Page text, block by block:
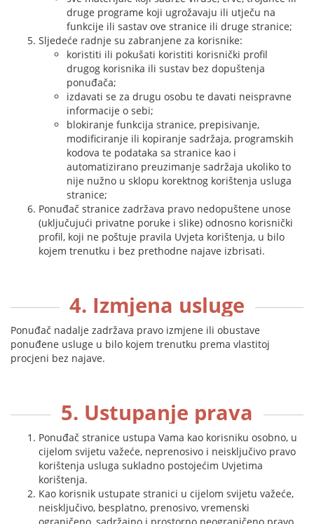
druge programe koji ugrožavaju ili utječu na
funkcije ili sastav ove stranice ili druge stranice;
Sljedeće radnje su zabranjene za korisnike:
koristiti ili pokušati koristiti korisnički profil
drugog korisnika ili sustav bez dopuštenja
ponuđača;
izdavati se za drugu osobu te davati neispravne
informacije o sebi;
blokiranje funkcija stranice, prepisivanje,
modificiranje ili kopiranje sadržaja, programskih
kodova te podataka sa stranice kao i
automatizirano preuzimanje sadržaja ukoliko to
nije nužno u sklopu korektnog korištenja usluga
stranice;
Ponuđač stranice zadržava pravo nedopuštene unose
(uključujući privatne poruke i slike) odnosno korisnički
profil, koji ne poštuje pravila Uvjeta korištenja, u bilo
kojem trenutku i bez prethodne najave izbrisati.
4. Izmjena usluge
Ponuđač nadalje zadržava pravo izmjene ili obustave
ponuđene usluge u bilo kojem trenutku prema vlastitoj
procjeni bez najave.
5. Ustupanje prava
Ponuđač stranice ustupa Vama kao korisniku osobno, u
cijelom svijetu važeće, neprenosivo i neisključivo pravo
korištenja usluga sukladno postojećim Uvjetima
korištenja.
Kao korisnik ustupate stranici u cijelom svijetu važeće,
neisključivo, besplatno, prenosivo, vremenski